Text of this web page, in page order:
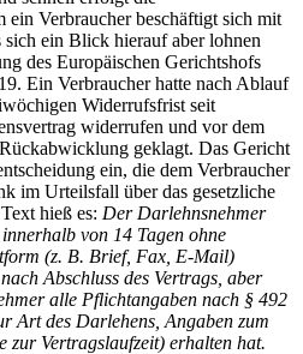
Verbraucher beschäftigt sich mit
ein Blick hierauf aber lohnen
des Europäischen Gerichtshofs
Ein Verbraucher hatte nach Ablauf
Widerrufsfrist seit
widerrufen und vor dem
geklagt. Das Gericht
ein, die dem Verbraucher
im Urteilsfall über das gesetzliche
hieß es: Der Darlehnsnehmer
von 14 Tagen ohne
(z. B. Brief, Fax, E-Mail)
Abschluss des Vertrags, aber
alle Pflichtangaben nach § 492
Art des Darlehens, Angaben zum
zur Vertragslaufzeit) erhalten hat.